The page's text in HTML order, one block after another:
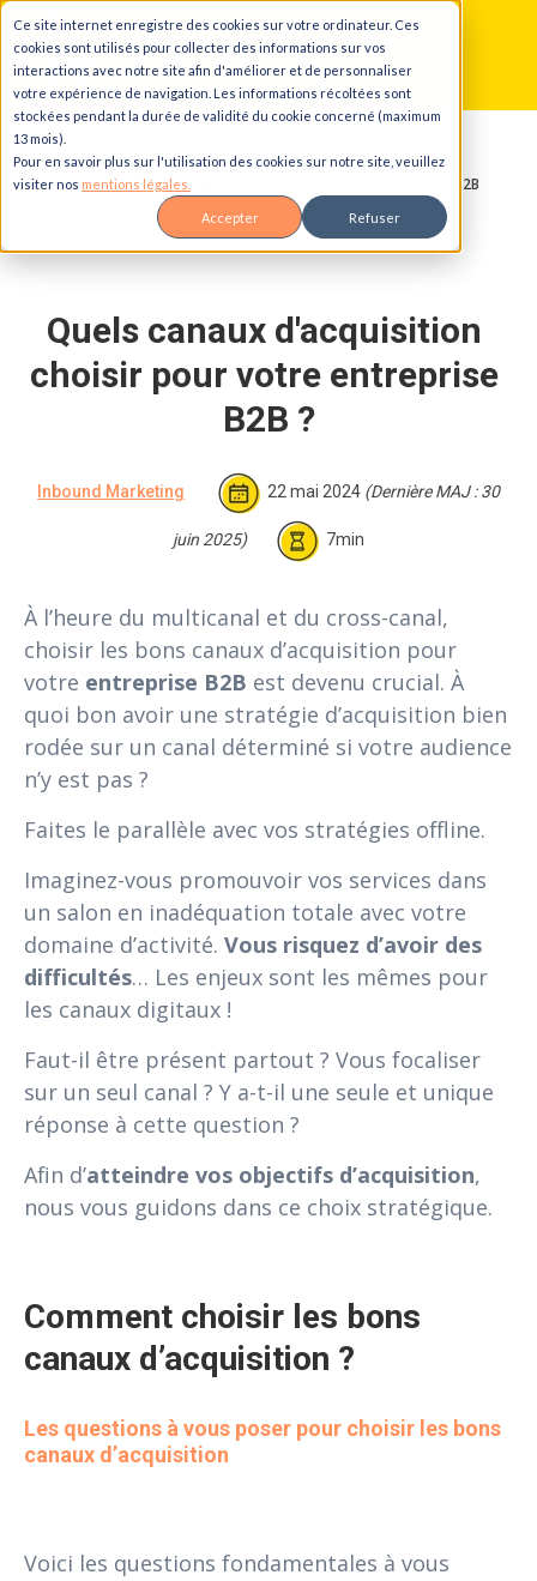
Ce site internet enregistre des cookies sur votre ordinateur. Ces
cookies sont utilisés pour collecter des informations sur vos
interactions avec notre site afin d'améliorer et de personnaliser
votre expérience de navigation. Les informations récoltées sont
stockées pendant la durée de validité du cookie concerné (maximum
13 mois).
Pour en savoir plus sur l'utilisation des cookies sur notre site, veuillez
visiter nos mentions légales.
Accepter Refuser
Aller au contenu principal
Aller à la navigation principale
Aller au pied de page
Accueil
Blog
Quels canaux d'acquisition choisir pour votre entreprise B2B
Quels canaux d'acquisition
choisir pour votre entreprise
B2B ?
Inbound Marketing 22 mai 2024 (Dernière MAJ : 30
juin 2025) 7min
À l’heure du multicanal et du cross-canal,
choisir les bons canaux d’acquisition pour
votre entreprise B2B est devenu crucial. À
quoi bon avoir une stratégie d’acquisition bien
rodée sur un canal déterminé si votre audience
n’y est pas ?
Faites le parallèle avec vos stratégies offline.
Imaginez-vous promouvoir vos services dans
un salon en inadéquation totale avec votre
domaine d’activité. Vous risquez d’avoir des
difficultés… Les enjeux sont les mêmes pour
les canaux digitaux !
Faut-il être présent partout ? Vous focaliser
sur un seul canal ? Y a-t-il une seule et unique
réponse à cette question ?
Afin d’atteindre vos objectifs d’acquisition,
nous vous guidons dans ce choix stratégique.
Comment choisir les bons
canaux d’acquisition ?
Les questions à vous poser pour choisir les bons
canaux d’acquisition
Voici les questions fondamentales à vous